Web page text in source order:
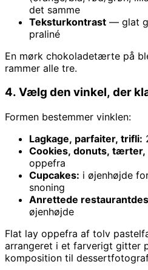
det samme
Teksturkontrast — glat
praliné
En mørk chokoladetærte på
rammer alle tre.
4. Vælg den vinkel, der
Formen bestemmer vinklen:
Lagkage, parfaiter, trifli:
Cookies, donuts, tærter,
oppefra
Cupcakes: i øjenhøjde
snoning
Anrettede
øjenhøjde
Flat lay oppefra af tolv
arrangeret i et farverigt gitter
komposition til